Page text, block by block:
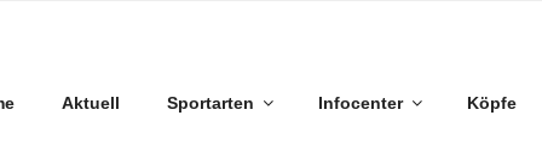
Aktuell Sportarten Infocenter Köpfe